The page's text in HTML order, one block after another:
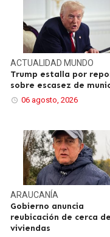
ACTUALIDAD MUNDO
Trump estalla por
sobre escasez de
06 agosto, 2026
ARAUCANÍA
Gobierno anuncia
reubicación de cerca
viviendas